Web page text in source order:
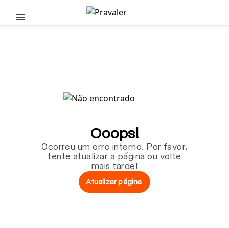
Pular para o conteúdo principal
Ooops!
Ocorreu um erro interno. Por favor,
tente atualizar a página ou volte
mais tarde!
Atualizar página